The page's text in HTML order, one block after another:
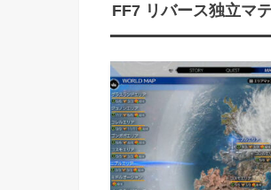
FF7 リバース独立マ